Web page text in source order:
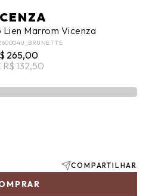
Marrom Vicenza
265,00
R$ 132,50
COMPARTILHAR